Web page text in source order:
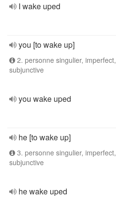
I wake uped
you [to wake up]
2. personne singulier, imperfect,
subjunctive
you wake uped
he [to wake up]
3. personne singulier, imperfect,
subjunctive
he wake uped